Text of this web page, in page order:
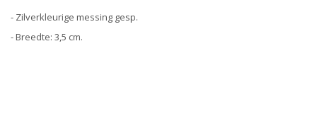
- Zilverkleurige messing gesp.
- Breedte: 3,5 cm.